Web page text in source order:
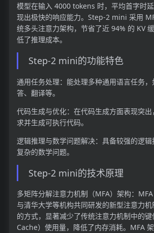
模型在输入 4000 tokens 时，平均首字时
现出极快的响应能力。Step-2 mini 采用
统多头注意力架构，节省了近 94% 的 KV
低了推理成本。
Step-2 mini的功能特色
通用任务处理：能处理多种通用语言任务
答、翻译等。
代码生成与优化：在代码生成方面表现突
求并生成可执行代码。
逻辑推理与数学问题解决：具备较强的逻
复杂的数学问题。
Step-2 mini的技术原理
多矩阵分解注意力机制（MFA）架构：
与清华大学等机构共同研发的新型注意力
的方式，显著减少了传统注意力机制中的键
Cache）使用量，降低了内存消耗。MFA